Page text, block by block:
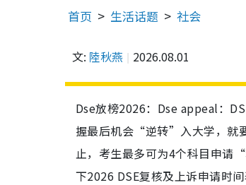
首页 生活话题 社会
文: 陸秋燕 2026.08.01
Dse放榜2026：Dse appeal：
握最后机会“逆转”入大学，就
止，考生最多可为4个科目申
下2026 DSE复核及上诉申请时